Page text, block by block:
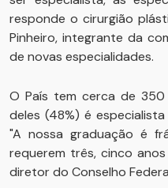
responde o cirurgião
Pinheiro, integrante da
de novas especialidades.
O País tem cerca de
deles (48%) é
"A nossa graduação é
requerem três, cinco
diretor do Conselho